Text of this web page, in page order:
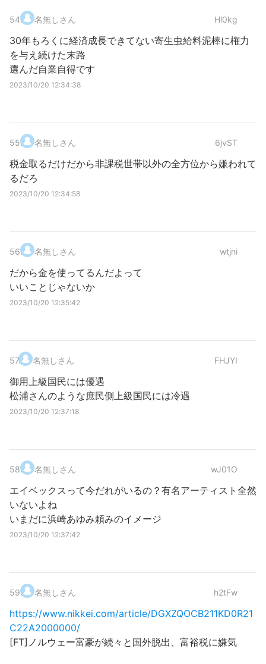
54. 名無しさん Hl0kg
30年もろくに経済成長できてない寄生虫給料泥棒に権力
を与え続けた末路
選んだ自業自得です
2023/10/20 12:34:38
55. 名無しさん 6jvST
税金取るだけだから非課税世帯以外の全方位から嫌われて
るだろ
2023/10/20 12:34:58
56. 名無しさん wtjni
だから金を使ってるんだよって
いいことじゃないか
2023/10/20 12:35:42
57. 名無しさん FHJYI
御用上級国民には優遇
松浦さんのような庶民側上級国民には冷遇
2023/10/20 12:37:18
58. 名無しさん wJ01O
エイベックスって今だれがいるの？有名アーティスト全然
いないよね
いまだに浜崎あゆみ頼みのイメージ
2023/10/20 12:37:42
59. 名無しさん h2tFw
https://www.nikkei.com/article/DGXZQOCB211KD0R21
C22A2000000/
[FT]ノルウェー富豪が続々と国外脱出、富裕税に嫌気